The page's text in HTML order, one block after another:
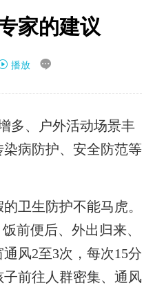
家的建议
播放 
多、户外活动场景丰
病防护、安全防范等
卫生防护不能马虎。
前便后、外出归来、
风2至3次，每次15分
前往人群密集、通风